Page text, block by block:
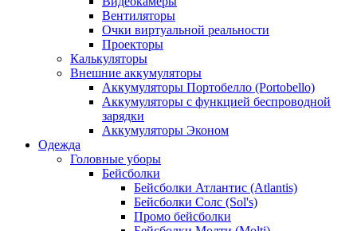
Вентиляторы
Очки виртуальной реальности
Проекторы
Калькуляторы
Внешние аккумуляторы
Аккумуляторы Портобелло (Portobello)
Аккумуляторы с функцией беспроводной
зарядки
Аккумуляторы Эконом
Одежда
Головные уборы
Бейсболки
Бейсболки Атлантис (Atlantis)
Бейсболки Солс (Sol's)
Промо бейсболки